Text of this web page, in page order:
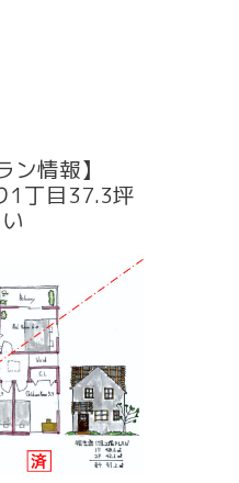
ン情報】
1丁目37.3坪